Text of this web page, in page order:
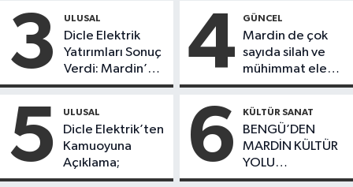
ürünlerini satarak
köydeki
çoçuklara kitap
desteğinde
bulundu
3 ULUSAL
Dicle Elektrik
Yatırımları Sonuç
Verdi: Mardin’de
Kayıp Kaçak
Düşüş
4 GÜNCEL
Mardin de çok
sayıda silah ve
mühimmat ele
geçirildi
5 ULUSAL
Dicle Elektrik’ten
Kamuoyuna
Açıklama;
6 KÜLTÜR SANAT
BENGÜ’DEN
MARDİN KÜLTÜR
YOLU
FESTIVALİ’NDE